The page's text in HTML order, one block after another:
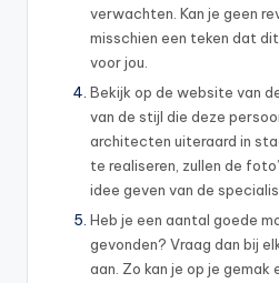
verwachten. Kan je geen
misschien een teken dat
voor jou.
Bekijk op de website van
van de stijl die deze
architecten uiteraard in
te realiseren, zullen de
idee geven van de
Heb je een aantal goede
gevonden? Vraag dan bij
aan. Zo kan je op je gemak